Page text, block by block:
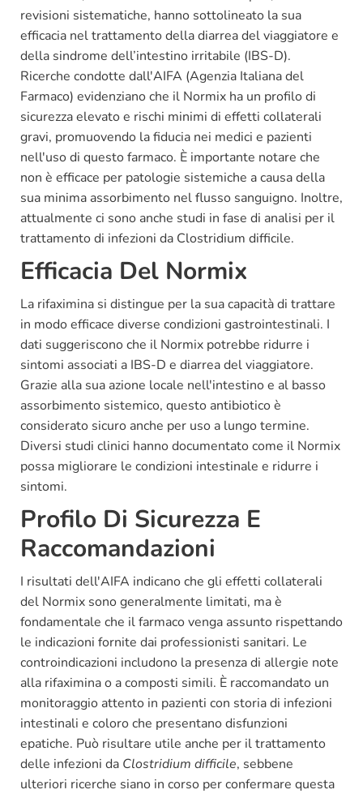
revisioni sistematiche, hanno sottolineato la sua
efficacia nel trattamento della diarrea del viaggiatore e
della sindrome dell’intestino irritabile (IBS-D).
Ricerche condotte dall'AIFA (Agenzia Italiana del
Farmaco) evidenziano che il Normix ha un profilo di
sicurezza elevato e rischi minimi di effetti collaterali
gravi, promuovendo la fiducia nei medici e pazienti
nell'uso di questo farmaco. È importante notare che
non è efficace per patologie sistemiche a causa della
sua minima assorbimento nel flusso sanguigno. Inoltre,
attualmente ci sono anche studi in fase di analisi per il
trattamento di infezioni da Clostridium difficile.
Efficacia Del Normix
La rifaximina si distingue per la sua capacità di trattare
in modo efficace diverse condizioni gastrointestinali. I
dati suggeriscono che il Normix potrebbe ridurre i
sintomi associati a IBS-D e diarrea del viaggiatore.
Grazie alla sua azione locale nell'intestino e al basso
assorbimento sistemico, questo antibiotico è
considerato sicuro anche per uso a lungo termine.
Diversi studi clinici hanno documentato come il Normix
possa migliorare le condizioni intestinale e ridurre i
sintomi.
Profilo Di Sicurezza E
Raccomandazioni
I risultati dell'AIFA indicano che gli effetti collaterali
del Normix sono generalmente limitati, ma è
fondamentale che il farmaco venga assunto rispettando
le indicazioni fornite dai professionisti sanitari. Le
controindicazioni includono la presenza di allergie note
alla rifaximina o a composti simili. È raccomandato un
monitoraggio attento in pazienti con storia di infezioni
intestinali e coloro che presentano disfunzioni
epatiche. Può risultare utile anche per il trattamento
delle infezioni da Clostridium difficile, sebbene
ulteriori ricerche siano in corso per confermare questa